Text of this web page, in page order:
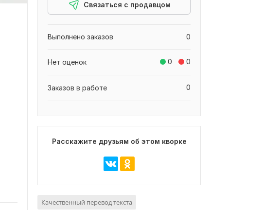
Связаться с продавцом
0
Выполнено заказов
0 0
Нет оценок
0
Заказов в работе
Расскажите друзьям об этом кворке
Качественный перевод текста